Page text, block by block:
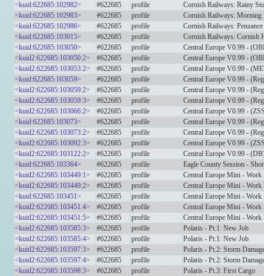
<kuid:622685:102982>
#622685 profile
Cornish Railways: Rainy
<kuid:622685:102983>
#622685 profile
Cornish Railways: Morning
<kuid:622685:102986>
#622685 profile
Cornish Railways:
<kuid:622685:103015>
#622685 profile
Cornish Railways: Cornish
<kuid:622685:103050>
#622685 profile
Central Europe V0.99 -
<kuid2:622685:103050:2>
#622685 profile
Central Europe V0.99 -
<kuid2:622685:103053:2>
#622685 profile
Central Europe V0.99 -
<kuid:622685:103059>
#622685 profile
Central Europe V0.99 -
<kuid2:622685:103059:2>
#622685 profile
Central Europe V0.99 -
<kuid2:622685:103059:3>
#622685 profile
Central Europe V0.99 -
<kuid2:622685:103066:2>
#622685 profile
Central Europe V0.99 -
<kuid:622685:103073>
#622685 profile
Central Europe V0.99 -
<kuid2:622685:103073:2>
#622685 profile
Central Europe V0.99 -
<kuid2:622685:103092:3>
#622685 profile
Central Europe V0.99 -
<kuid2:622685:103122:2>
#622685 profile
Central Europe V0.99 -
<kuid:622685:103364>
#622685 profile
Eagle County Session -
<kuid2:622685:103449:1>
#622685 profile
Central Europe Mini - Work
<kuid2:622685:103449:2>
#622685 profile
Central Europe Mini - Work
<kuid:622685:103451>
#622685 profile
Central Europe Mini - Work
<kuid2:622685:103451:4>
#622685 profile
Central Europe Mini - Work
<kuid2:622685:103451:5>
#622685 profile
Central Europe Mini - Work
<kuid2:622685:103585:3>
#622685 profile
Polaris - Pt.1: New Job
<kuid2:622685:103585:4>
#622685 profile
Polaris - Pt.1: New Job
<kuid2:622685:103597:3>
#622685 profile
Polaris - Pt.2: Storm
<kuid2:622685:103597:4>
#622685 profile
Polaris - Pt.2: Storm
<kuid2:622685:103598:3>
#622685 profile
Polaris - Pt.3: First Cargo